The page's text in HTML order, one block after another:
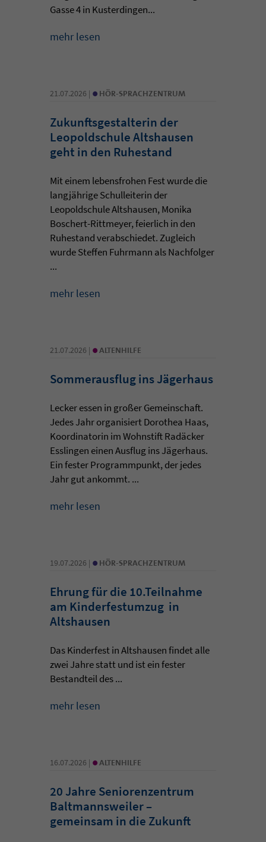
Gasse 4 in Kusterdingen...
mehr lesen
21.07.2026 | • HÖR-SPRACHZENTRUM
Zukunftsgestalterin der
Leopoldschule Altshausen
geht in den Ruhestand
Mit einem lebensfrohen Fest wurde die
langjährige Schulleiterin der
Leopoldschule Altshausen, Monika
Boschert-Rittmeyer, feierlich in den
Ruhestand verabschiedet. Zugleich
wurde Steffen Fuhrmann als Nachfolger
...
mehr lesen
21.07.2026 | • ALTENHILFE
Sommerausflug ins Jägerhaus
Lecker essen in großer Gemeinschaft.
Jedes Jahr organisiert Dorothea Haas,
Koordinatorin im Wohnstift Radäcker
Esslingen einen Ausflug ins Jägerhaus.
Ein fester Programmpunkt, der jedes
Jahr gut ankommt. ...
mehr lesen
19.07.2026 | • HÖR-SPRACHZENTRUM
Ehrung für die 10.Teilnahme
am Kinderfestumzug in
Altshausen
Das Kinderfest in Altshausen findet alle
zwei Jahre statt und ist ein fester
Bestandteil des ...
mehr lesen
16.07.2026 | • ALTENHILFE
20 Jahre Seniorenzentrum
Baltmannsweiler –
gemeinsam in die Zukunft